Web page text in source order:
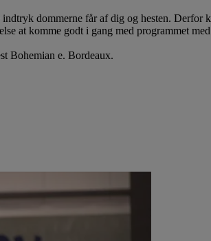
dommerne får af dig og hesten.
at komme godt i gang med programmet
Bohemian e. Bordeaux.